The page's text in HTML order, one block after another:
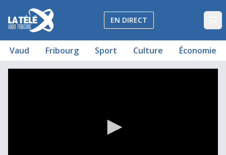
La Télé - Télévision régionale Vaud et Fribourg
EN DIRECT
Vaud Fribourg Sport Culture Économie